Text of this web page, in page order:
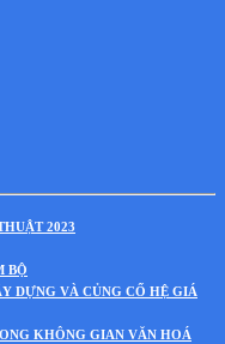
2023
BỘ
DỰNG VÀ CỦNG CỐ HỆ GIÁ
KHÔNG GIAN VĂN HOÁ